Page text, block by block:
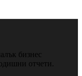
бизнес
отчети.